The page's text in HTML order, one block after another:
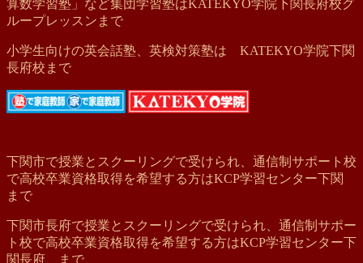
算数学習塾」など集団学習塾はKATEKYO学院下関長府校グ
ループレッスンまで
小学生向けの英会話塾、英検対策塾は KATEKYO学院下関
長府校まで
下関市で授業とスクーリングで受けられ、通信制サポート校
で高校卒業資格取得を希望する方はKCP学習センター下関
まで
下関市長府で授業とスクーリングで受けられ、通信制サポー
ト校で高校卒業資格取得を希望する方はKCP学習センター下
関長府 まで